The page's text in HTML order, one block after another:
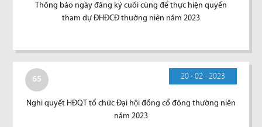
Thông báo ngày đăng ký cuối cùng để thực hiện quyền
tham dự ĐHĐCĐ thường niên năm 2023
65 20 - 02 - 2023
Nghi quyết HĐQT tổ chức Đại hội đồng cổ đông thường niên
năm 2023